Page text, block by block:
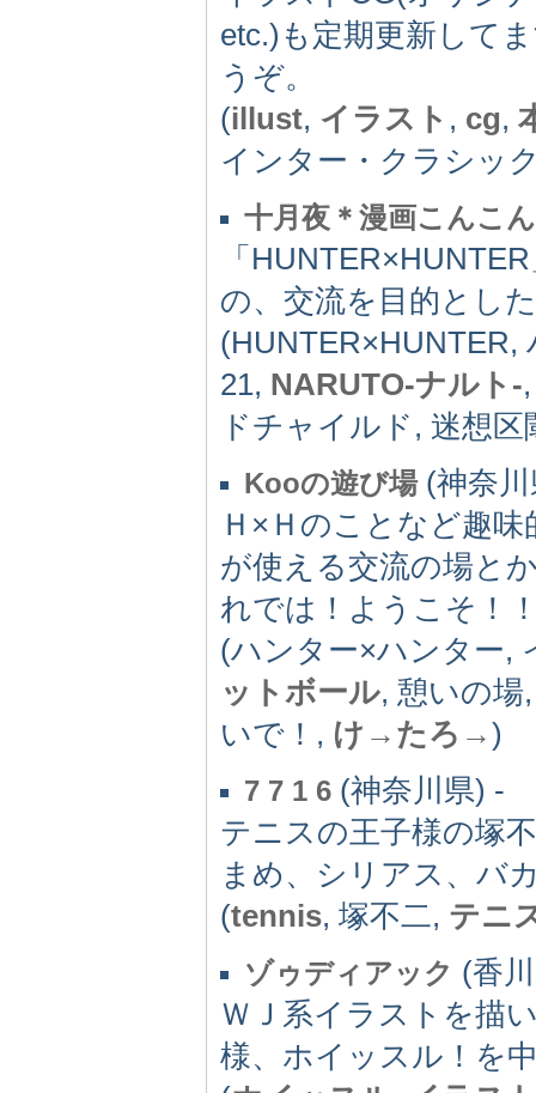
etc.)も定期更新して
うぞ。
(illust, イラスト , cg,
インター・クラシッ
十月夜＊漫画こんこ
「
の、交流を目的とし
(HUNTER×HUNTER,
21, NARUTO-ナルト-
ドチャイルド, 迷想
Kooの遊び場(神奈川
Ｈ×Ｈのことなど趣
が使える交流の場と
れでは！ようこそ！
(ハンター×ハンター,
ットボール, 憩いの
いで！, け→たろ→)
7 7 1 6 (神奈川県) -
テニスの王子様の塚
まめ、シリアス、バ
(tennis, 塚不二, テニ
ゾゥディアック (香
ＷＪ系イラストを描
様、ホイッスル！を